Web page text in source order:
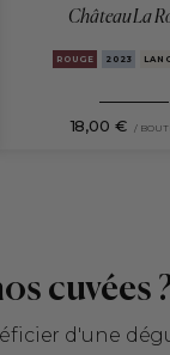
Château La
ROUGE 2023
18,00 € /
cuvées
d'une